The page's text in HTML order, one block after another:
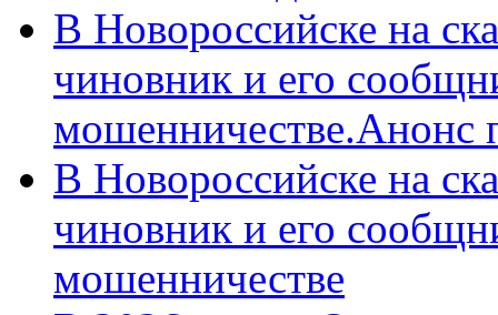
В Новороссийске на
чиновник и его
мошенничестве.Анонс
В Новороссийске на
чиновник и его
мошенничестве